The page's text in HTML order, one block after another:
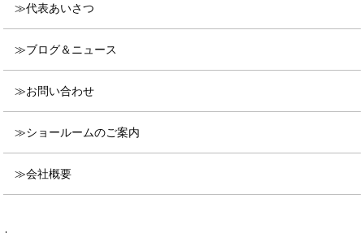
代表あいさつ
ブログ＆ニュース
お問い合わせ
ショールームのご案内
会社概要